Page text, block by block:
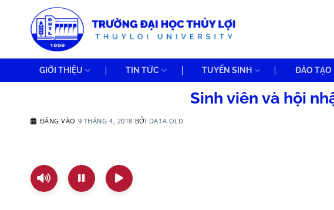
GIỚI THIỆU TIN TỨC TUYỂN SINH ĐÀO TẠO
Sinh viên và hội
ĐĂNG VÀO 9 THÁNG 4, 2018 BỞI DATA OLD